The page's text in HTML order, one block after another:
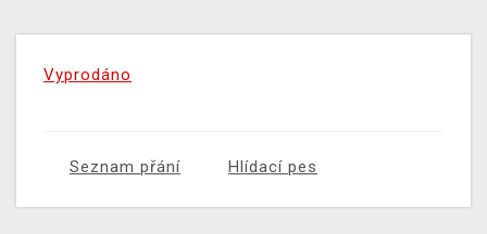
Vyprodáno
Seznam přání Hlídací pes